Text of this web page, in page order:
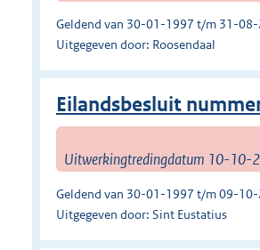
Geldend van 30-01-1997 t/m 31-08-
Uitgegeven door: Roosendaal
Eilandsbesluit
Uitwerkingtredingdatum 10-10-
Geldend van 30-01-1997 t/m 09-
Uitgegeven door: Sint Eustatius